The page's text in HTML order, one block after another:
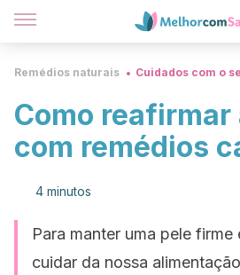
Remédios naturais Cuidados com o
Como reafirmar
com remédios
4 minutos
Para manter uma pele firme
cuidar da nossa